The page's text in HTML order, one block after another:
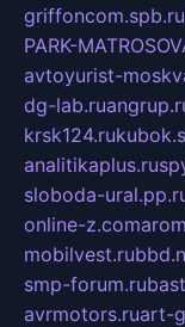
griffoncom.spb.ru
PARK-
avtoyurist-
dg-lab.ru
krsk124.ru
analitikaplus.ru
sloboda-
online-z.com
mobilvest.ru
smp-forum.ru
avrmotors.ruart-